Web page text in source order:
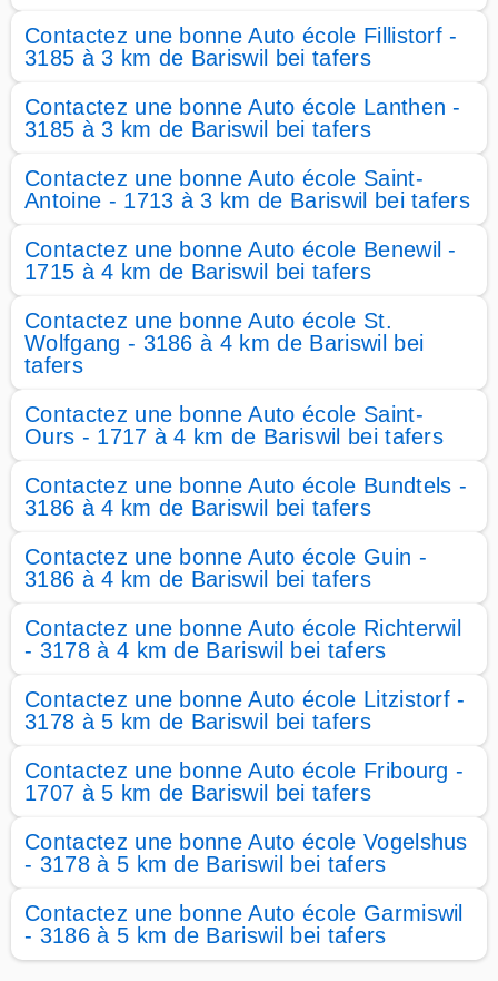
Contactez une bonne Auto école Fillistorf -
3185 à 3 km de Bariswil bei tafers
Contactez une bonne Auto école Lanthen -
3185 à 3 km de Bariswil bei tafers
Contactez une bonne Auto école Saint-
Antoine - 1713 à 3 km de Bariswil bei tafers
Contactez une bonne Auto école Benewil -
1715 à 4 km de Bariswil bei tafers
Contactez une bonne Auto école St.
Wolfgang - 3186 à 4 km de Bariswil bei
tafers
Contactez une bonne Auto école Saint-
Ours - 1717 à 4 km de Bariswil bei tafers
Contactez une bonne Auto école Bundtels -
3186 à 4 km de Bariswil bei tafers
Contactez une bonne Auto école Guin -
3186 à 4 km de Bariswil bei tafers
Contactez une bonne Auto école Richterwil
- 3178 à 4 km de Bariswil bei tafers
Contactez une bonne Auto école Litzistorf -
3178 à 5 km de Bariswil bei tafers
Contactez une bonne Auto école Fribourg -
1707 à 5 km de Bariswil bei tafers
Contactez une bonne Auto école Vogelshus
- 3178 à 5 km de Bariswil bei tafers
Contactez une bonne Auto école Garmiswil
- 3186 à 5 km de Bariswil bei tafers